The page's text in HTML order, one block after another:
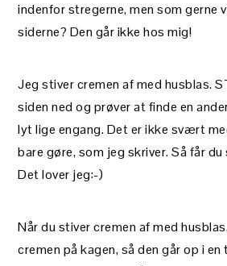
indenfor stregerne, men som gerne
siderne? Den går ikke hos mig!
Jeg stiver cremen af med husblas.
siden ned og prøver at finde en
lyt lige engang. Det er ikke svært
bare gøre, som jeg skriver. Så får
Det lover jeg:-)
Når du stiver cremen af med
cremen på kagen, så den går op i